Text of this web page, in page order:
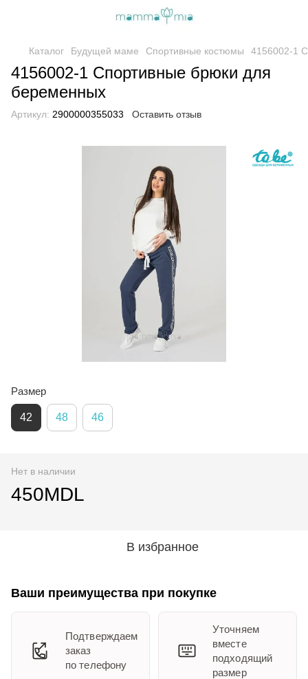
Каталог Будущей маме Спортивные костюмы 4156002-1
4156002-1 Спортивные брюки для
беременных
Артикул: 2900000355033 Оставить отзыв
Размер
42 48 46
Нет в наличии
450MDL
В избранное
Ваши преимущества при покупке
Подтверждаем
заказ
по телефону
Уточняем
вместе
подходящий
размер